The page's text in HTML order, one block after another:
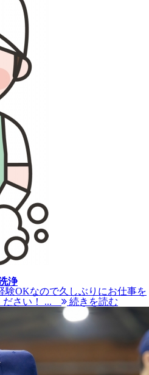
浄
験OKなので久しぶりにお仕事を
ださい！ ...
続きを読む